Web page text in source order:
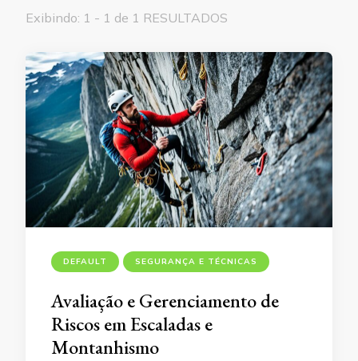
Exibindo: 1 - 1 de 1 RESULTADOS
DEFAULT SEGURANÇA E TÉCNICAS
Avaliação e Gerenciamento de
Riscos em Escaladas e
Montanhismo